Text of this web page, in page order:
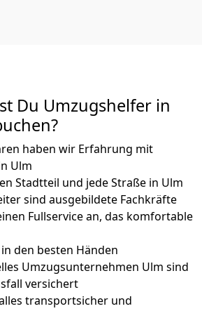
Du Umzugshelfer in
haben wir Erfahrung mit
Ulm
Stadtteil und jede Straße in Ulm
sind ausgebildete Fachkräfte
Fullservice an, das komfortable
den besten Händen
Umzugsunternehmen Ulm sind
versichert
transportsicher und